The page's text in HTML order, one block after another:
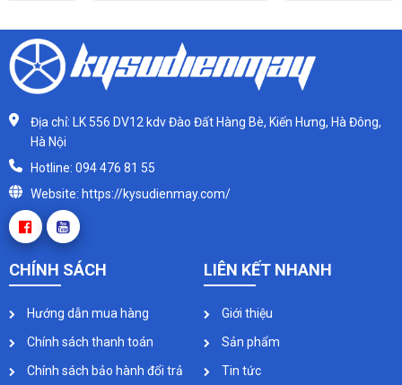
Địa chỉ: LK 556 DV12 kdv Đào Đất Hàng Bè, Kiến Hưng, Hà Đông,
Hà Nội
Hotline: 094 476 81 55
Website: https://kysudienmay.com/
CHÍNH SÁCH
Hướng dẫn mua hàng
Chính sách thanh toán
Chính sách bảo hành đổi trả
LIÊN KẾT NHANH
Giới thiệu
Sản phẩm
Tin tức